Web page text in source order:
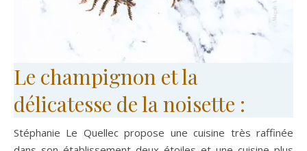
Le champignon et la
délicatesse de la noisette :
Stéphanie Le Quellec propose une cuisine très raffinée